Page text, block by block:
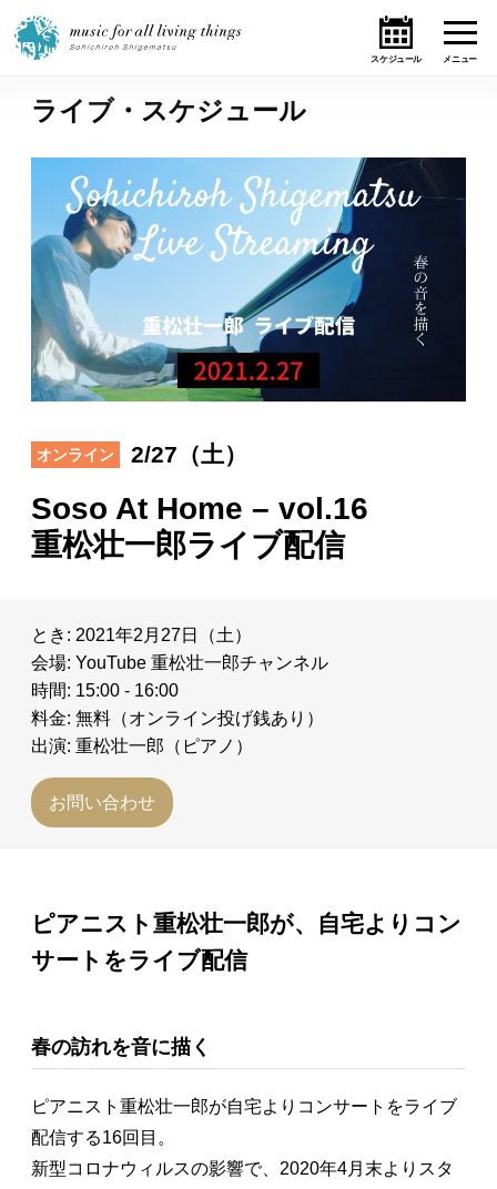
ホーム
ニュース
テーマ
ライブ・スケジュール
作品
日々のレポート
プロフィール
演奏依頼
お問い合わせ
ライブ・スケジュール
オンライン 2/27（土）
Soso At Home – vol.16
重松壮一郎ライブ配信
とき: 2021年2月27日（土）
会場: YouTube 重松壮一郎チャンネル
時間: 15:00 - 16:00
料金: 無料（オンライン投げ銭あり）
出演: 重松壮一郎（ピアノ）
お問い合わせ
ピアニスト重松壮一郎が、自宅よりコン
サートをライブ配信
春の訪れを音に描く
ピアニスト重松壮一郎が自宅よりコンサートをライブ
配信する16回目。
新型コロナウィルスの影響で、2020年4月末よりスタ